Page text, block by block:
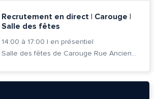
Recrutement en direct | Carouge |
Salle des fêtes
14:00 à 17:00 | en présentiel
Salle des fêtes de Carouge Rue Ancienne 37, 1227 Carouge